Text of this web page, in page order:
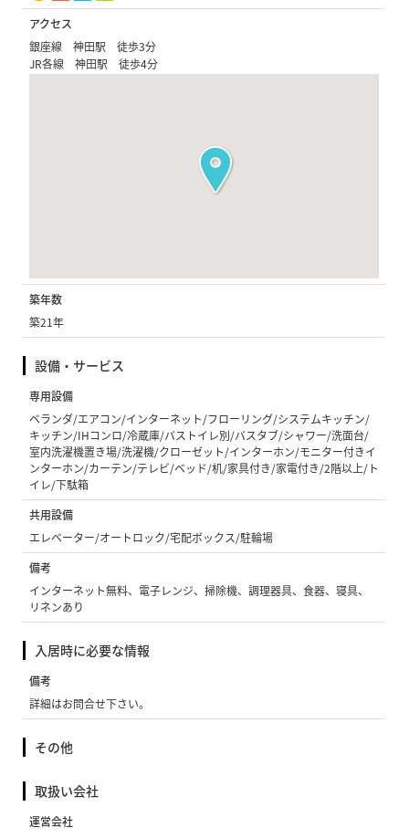
アクセス
銀座線 神田駅 徒歩3分
JR各線 神田駅 徒歩4分
築年数
築21年
設備・サービス
専用設備
ベランダ/エアコン/インターネット/フローリング/システムキッチン/
キッチン/IHコンロ/冷蔵庫/バストイレ別/バスタブ/シャワー/洗面台/
室内洗濯機置き場/洗濯機/クローゼット/インターホン/モニター付きイ
ンターホン/カーテン/テレビ/ベッド/机/家具付き/家電付き/2階以上/ト
イレ/下駄箱
共用設備
エレベーター/オートロック/宅配ボックス/駐輪場
備考
インターネット無料、電子レンジ、掃除機、調理器具、食器、寝具、
リネンあり
入居時に必要な情報
備考
詳細はお問合せ下さい。
その他
取扱い会社
運営会社